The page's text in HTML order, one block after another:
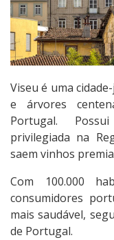
Viseu é uma
e árvores
Portugal.
privilegiada na
saem vinhos
Com 100.000
consumidores
mais saudável,
de Portugal.